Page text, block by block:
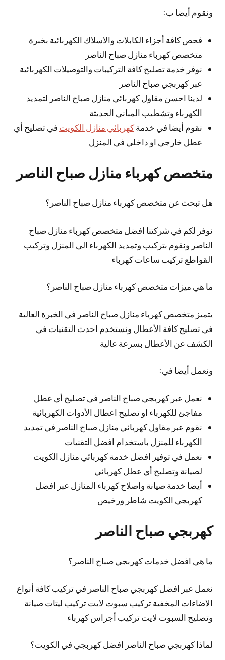
ونقوم أيضا ب:
فحص كافة أجزاء الكابلات والاسلاك الكهربائية بخبرة
متخصص كهرباء منازل صباح الناصر
نوفر خدمة تصليح كافة التركيبات والتوصيلات الكهربائية
عبر كهربجي صباح الناصر
لدينا احسن مقاول كهربائي منازل صباح الناصر لتمديد
الكهرباء وتشطيب المباني الحديثة
نقوم أيضا في خدمةكهربائي منازل الكويت في تصليح أي
عطل خارجي او داخلي في المنزل
متخصص كهرباء منازل صباح الناصر
هل تبحث عن متخصص كهرباء منازل صباح الناصر؟
نوفر لكم في شركتنا افضل متخصص كهرباء منازل صباح
الناصر ونقوم بتركيب وتمديد الكهرباء الى المنزل وتركيب
القواطع تركيب ساعات كهرباء
ما هي ميزات متخصص كهرباء منازل صباح الناصر؟
يتميز متخصص كهرباء منازل صباح الناصر في الخبرة العالية
في تصليح كافة الأعطال ونستخدم احدث التقنيات في
الكشف عن الأعطال بسرعة عالية
ونعمل أيضا في:
نعمل عبر كهربجي صباح الناصر في تصليح أي عطل
مفاجئ للكهرباء او تصليح اعطال الأدوات الكهربائية
نقوم عبر مقاول كهربائي منازل صباح الناصر في تمديد
الكهرباء للمنزل باستخدام افضل التقنيات
نعمل في توفير افضل خدمة كهربائي منازل الكويت
لصيانة وتصليح أي عطل كهربائي
أيضا خدمة صيانة واصلاح كهرباء المنازل عبر افضل
كهربجي الكويت شاطر ورخيص
كهربجي صباح الناصر
ما هي افضل خدمات كهربجي صباح الناصر؟
نعمل عبر افضل كهربجي صباح الناصر في تركيب كافة أنواع
الاضاءات المخفية تركيب سبوت لايت تركيب ليتات صيانة
وتصليح السبوت لايت تركيب أجراس كهرباء
لماذا كهربجي صباح الناصر افضل كهربجي في الكويت؟